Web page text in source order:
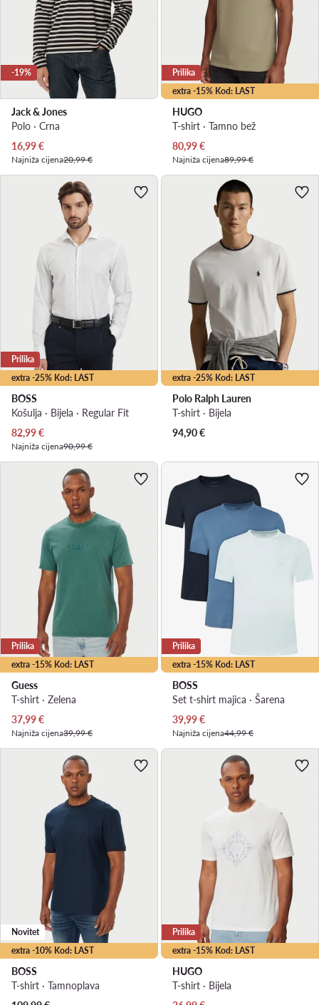
-19%
Jack & Jones
Polo · Crna
Trenutna cijena
16,99€
Najniža cijena20,99 €
extra -15% Kod: LAST
Prilika
HUGO
T-shirt · Tamno bež
Trenutna cijena
80,99€
Najniža cijena89,99 €
extra -25% Kod: LAST
Prilika
BOSS
Košulja · Bijela · Regular Fit
Trenutna cijena
82,99€
Najniža cijena90,99 €
extra -25% Kod: LAST
Polo Ralph Lauren
T-shirt · Bijela
94,90€
extra -15% Kod: LAST
Prilika
Guess
T-shirt · Zelena
Trenutna cijena
37,99€
Najniža cijena39,99 €
extra -15% Kod: LAST
Prilika
BOSS
Set t-shirt majica · Šarena
Trenutna cijena
39,99€
Najniža cijena44,99 €
extra -10% Kod: LAST
Novitet
BOSS
T-shirt · Tamnoplava
extra -15% Kod: LAST
Prilika
HUGO
T-shirt · Bijela